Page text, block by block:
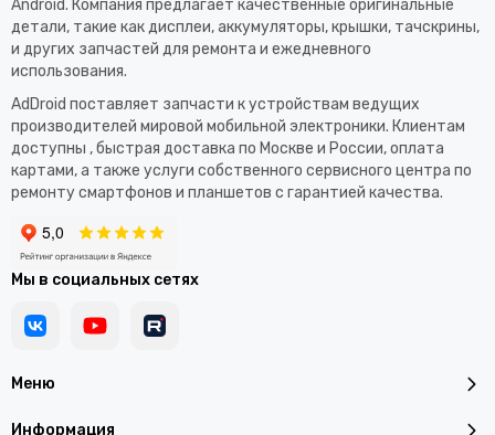
Меню
Информация
Android. Компания предлагает качественные оригинальные
детали, такие как дисплеи, аккумуляторы, крышки, тачскрины,
и других запчастей для ремонта и ежедневного
использования.​
AdDroid поставляет запчасти к устройствам ведущих
производителей мировой мобильной электроники. Клиентам
доступны , быстрая доставка по Москве и России, оплата
картами, а также услуги собственного сервисного центра по
ремонту смартфонов и планшетов с гарантией качества.
Мы в социальных сетях